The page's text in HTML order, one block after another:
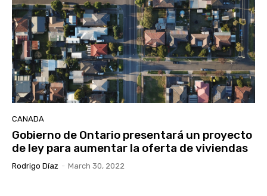
CANADA
Gobierno de Ontario presentará un proyecto
de ley para aumentar la oferta de viviendas
Rodrigo Díaz - March 30, 2022